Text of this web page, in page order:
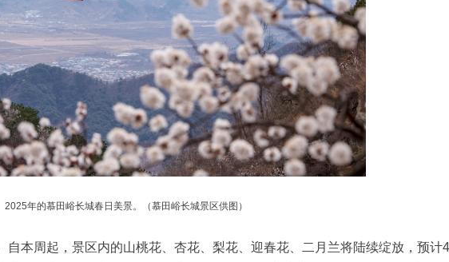
2025年的慕田峪长城春日美景。（慕田峪长城景区供图）
周起，景区内的山桃花、杏花、梨花、迎春花、二月兰将陆续绽放，预计